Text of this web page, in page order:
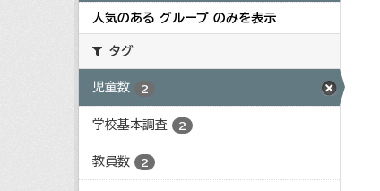
人気のある グループ のみを表示
タグ
児童数 2
学校基本調査 2
教員数 2